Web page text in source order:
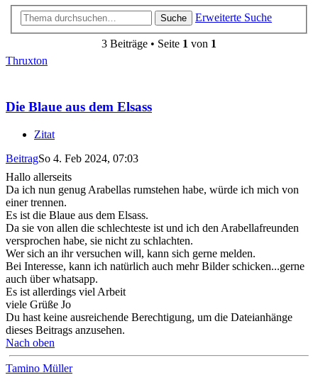
Suche Erweiterte Suche
3 Beiträge • Seite 1 von 1
Thruxton
Die Blaue aus dem Elsass
Zitat
BeitragSo 4. Feb 2024, 07:03
Hallo allerseits
Da ich nun genug Arabellas rumstehen habe, würde ich mich von
einer trennen.
Es ist die Blaue aus dem Elsass.
Da sie von allen die schlechteste ist und ich den Arabellafreunden
versprochen habe, sie nicht zu schlachten.
Wer sich an ihr versuchen will, kann sich gerne melden.
Bei Interesse, kann ich natürlich auch mehr Bilder schicken...gerne
auch über whatsapp.
Es ist allerdings viel Arbeit
viele Grüße Jo
Du hast keine ausreichende Berechtigung, um die Dateianhänge
dieses Beitrags anzusehen.
Nach oben
Tamino Müller